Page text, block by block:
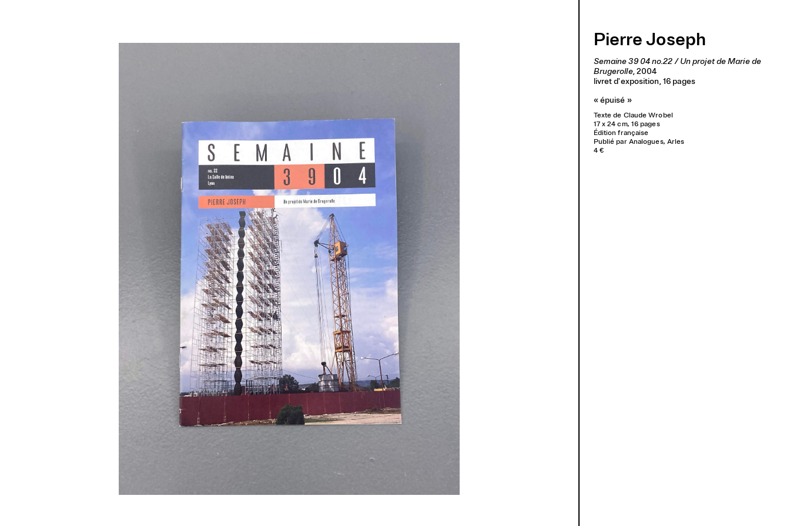
Pierre Joseph
Semaine 39 04 no.22 / Un projet de Marie de
Brugerolle, 2004
livret d'exposition, 16 pages
« épuisé »
Texte de Claude Wrobel
17 x 24 cm, 16 pages
Édition française
Publié par Analogues, Arles
4 €